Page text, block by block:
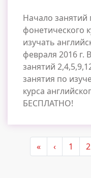
Начало
фонетического
изучать
февраля 2016 г.
занятий
занятия по
курса
БЕСПЛАТНО!
Нумерация
страниц
«« First
‹‹ 1 2